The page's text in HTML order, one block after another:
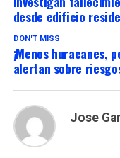
desde edificio
DON'T MISS
¡Menos huracanes,
alertan sobre
Jose